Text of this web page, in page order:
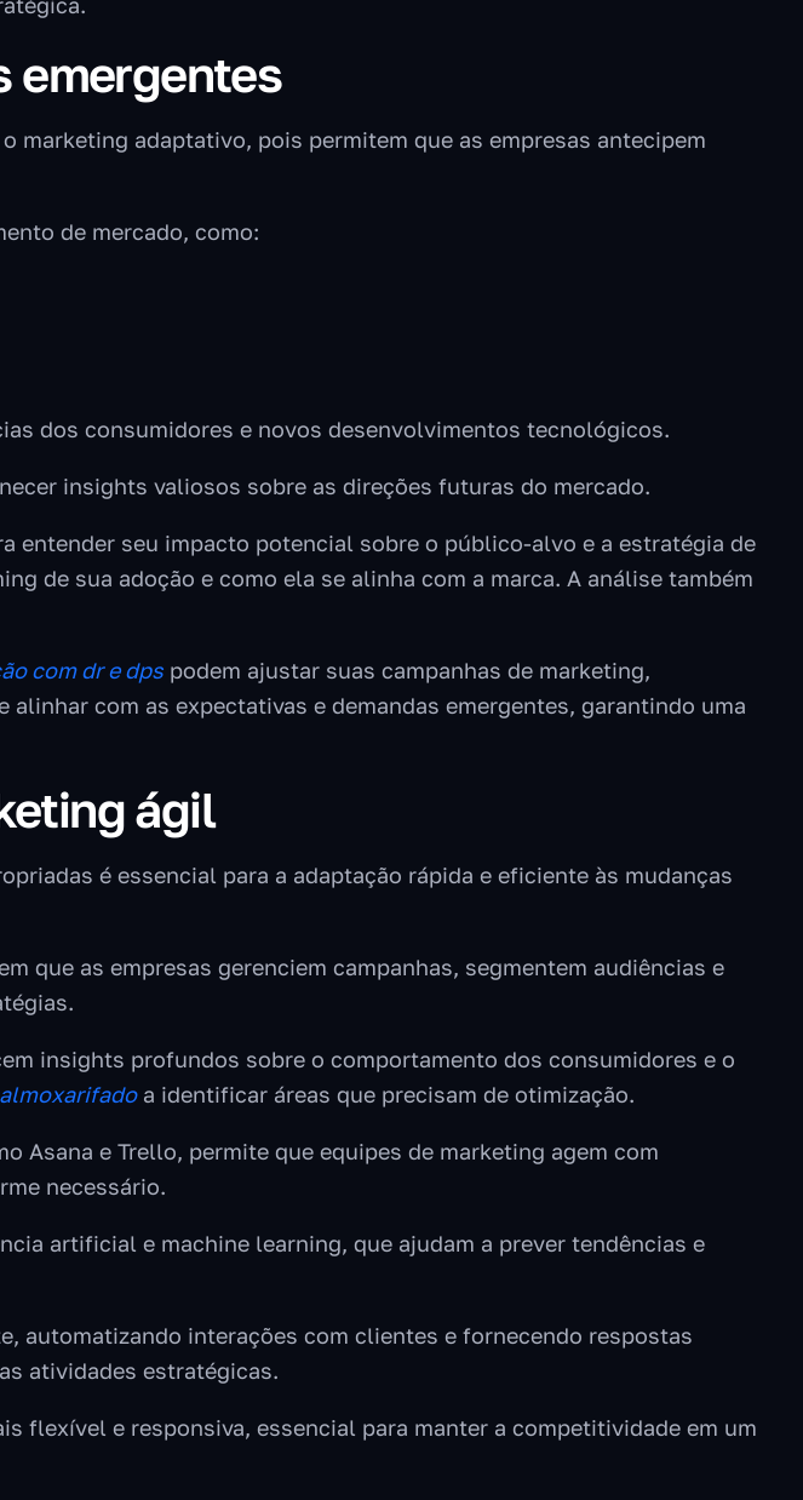
emergentes
marketing adaptativo, pois permitem que as empresas antecipem
de mercado, como:
dos consumidores e novos desenvolvimentos tecnológicos.
insights valiosos sobre as direções futuras do mercado.
entender seu impacto potencial sobre o público-alvo e a estratégia de
de sua adoção e como ela se alinha com a marca. A análise também
com dr e dps podem ajustar suas campanhas de marketing,
com as expectativas e demandas emergentes, garantindo uma
ágil
é essencial para a adaptação rápida e eficiente às mudanças
que as empresas gerenciem campanhas, segmentem audiências e
insights profundos sobre o comportamento dos consumidores e o
a identificar áreas que precisam de otimização.
Asana e Trello, permite que equipes de marketing agem com
necessário.
artificial e machine learning, que ajudam a prever tendências e
automatizando interações com clientes e fornecendo respostas
atividades estratégicas.
flexível e responsiva, essencial para manter a competitividade em um